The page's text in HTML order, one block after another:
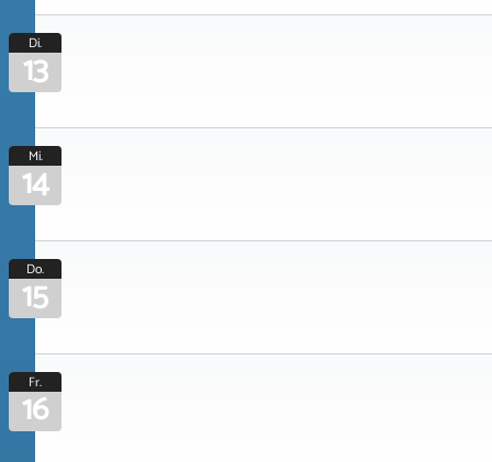
Di.
13
Mi.
14
Do.
15
Fr.
16